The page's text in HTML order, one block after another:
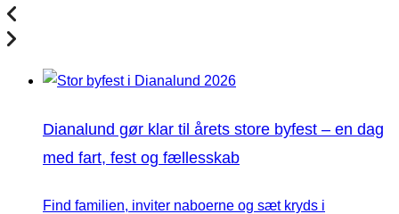
Dianalund gør klar til årets store byfest – en dag
med fart, fest og fællesskab
Find familien, inviter naboerne og sæt kryds i